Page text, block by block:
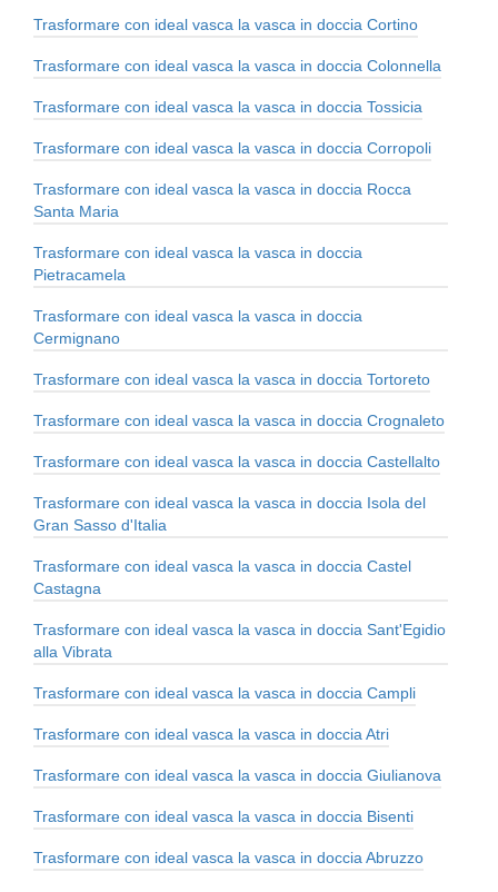
Trasformare con ideal vasca la vasca in doccia Cortino
Trasformare con ideal vasca la vasca in doccia Colonnella
Trasformare con ideal vasca la vasca in doccia Tossicia
Trasformare con ideal vasca la vasca in doccia Corropoli
Trasformare con ideal vasca la vasca in doccia Rocca
Santa Maria
Trasformare con ideal vasca la vasca in doccia
Pietracamela
Trasformare con ideal vasca la vasca in doccia
Cermignano
Trasformare con ideal vasca la vasca in doccia Tortoreto
Trasformare con ideal vasca la vasca in doccia Crognaleto
Trasformare con ideal vasca la vasca in doccia Castellalto
Trasformare con ideal vasca la vasca in doccia Isola del
Gran Sasso d'Italia
Trasformare con ideal vasca la vasca in doccia Castel
Castagna
Trasformare con ideal vasca la vasca in doccia Sant'Egidio
alla Vibrata
Trasformare con ideal vasca la vasca in doccia Campli
Trasformare con ideal vasca la vasca in doccia Atri
Trasformare con ideal vasca la vasca in doccia Giulianova
Trasformare con ideal vasca la vasca in doccia Bisenti
Trasformare con ideal vasca la vasca in doccia Abruzzo